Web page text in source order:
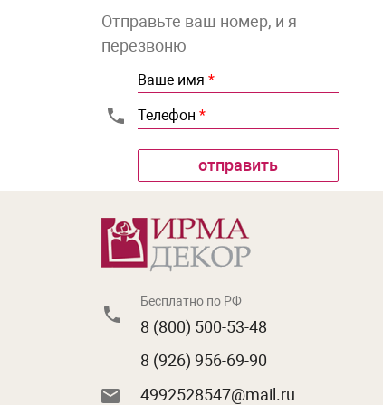
Отправьте ваш номер, и я
перезвоню
Ваше имя *
Телефон *
Бесплатно по РФ
8 (800) 500-53-48
8 (926) 956-69-90
4992528547@mail.ru